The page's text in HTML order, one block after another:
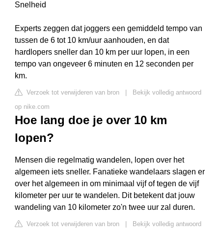
Snelheid
Experts zeggen dat joggers een gemiddeld tempo van
tussen de 6 tot 10 km/uur aanhouden, en dat
hardlopers sneller dan 10 km per uur lopen, in een
tempo van ongeveer 6 minuten en 12 seconden per
km.
Verzoek tot verwijderen van bron
Bekijk volledig antwoord
op nike.com
Hoe lang doe je over 10 km
lopen?
Mensen die regelmatig wandelen, lopen over het
algemeen iets sneller. Fanatieke wandelaars slagen er
over het algemeen in om minimaal vijf of tegen de vijf
kilometer per uur te wandelen. Dit betekent dat jouw
wandeling van 10 kilometer zo'n twee uur zal duren.
Verzoek tot verwijderen van bron
Bekijk volledig antwoord